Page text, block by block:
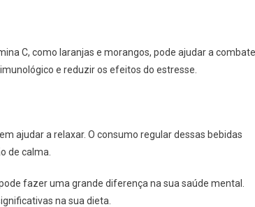
C, como laranjas e morangos, pode ajudar a
e reduzir os efeitos do estresse.
ajudar a relaxar. O consumo regular dessas bebidas
de calma.
fazer uma grande diferença na sua saúde mental.
na sua dieta.